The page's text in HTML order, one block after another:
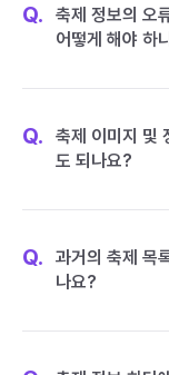
Q.
축제 정보의 오
어떻게 해야 하
Q.
축제 이미지 및
도 되나요?
Q.
과거의 축제 목
나요?